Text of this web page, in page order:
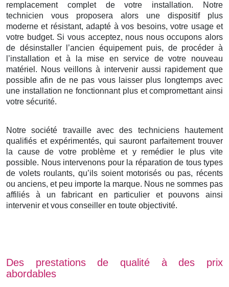
remplacement complet de votre installation. Notre
technicien vous proposera alors une dispositif plus
moderne et résistant, adapté à vos besoins, votre usage et
votre budget. Si vous acceptez, nous nous occupons alors
de désinstaller l’ancien équipement puis, de procéder à
l’installation et à la mise en service de votre nouveau
matériel. Nous veillons à intervenir aussi rapidement que
possible afin de ne pas vous laisser plus longtemps avec
une installation ne fonctionnant plus et compromettant ainsi
votre sécurité.
Notre société travaille avec des techniciens hautement
qualifiés et expérimentés, qui sauront parfaitement trouver
la cause de votre problème et y remédier le plus vite
possible. Nous intervenons pour la réparation de tous types
de volets roulants, qu’ils soient motorisés ou pas, récents
ou anciens, et peu importe la marque. Nous ne sommes pas
affiliés à un fabricant en particulier et pouvons ainsi
intervenir et vous conseiller en toute objectivité.
Des prestations de qualité à des prix
abordables